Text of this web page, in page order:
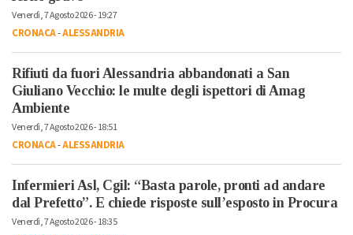
Venerdì, 7 Agosto 2026 - 19:27
CRONACA-ALESSANDRIA
Rifiuti da fuori Alessandria abbandonati a San
Giuliano Vecchio: le multe degli ispettori di Amag
Ambiente
Venerdì, 7 Agosto 2026 - 18:51
CRONACA-ALESSANDRIA
Infermieri Asl, Cgil: “Basta parole, pronti ad andare
dal Prefetto”. E chiede risposte sull’esposto in Procura
Venerdì, 7 Agosto 2026 - 18:35